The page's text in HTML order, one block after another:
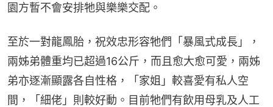
園方暫不會安排牠與樂樂交配。
至於一對龍鳳胎，祝效忠形容牠們「暴風式成長」，
兩姊弟體重均已超過16公斤，而且愈大愈可愛，兩姊
弟亦逐漸顯露各自性格，「家姐」較喜愛有私人空
間，「細佬」則較好動。目前牠們有飲用母乳及人工